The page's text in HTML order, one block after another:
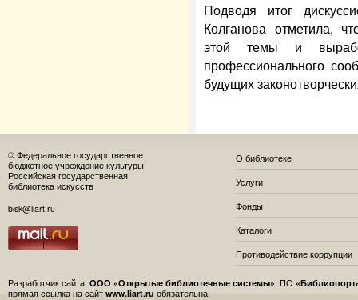
Подводя итог
Колганова отметила,
этой темы и
профессионального
будущих
© Федеральное государственное
бюджетное учреждение культуры
Российская государственная
библиотека искусств
bisk@liart.ru
О библиотеке
Услуги
Фонды
Каталоги
Противодействие коррупции
Разработчик сайта: ООО «Открытые библиотечные системы», ПО
прямая ссылка на сайт www.liart.ru обязательна.